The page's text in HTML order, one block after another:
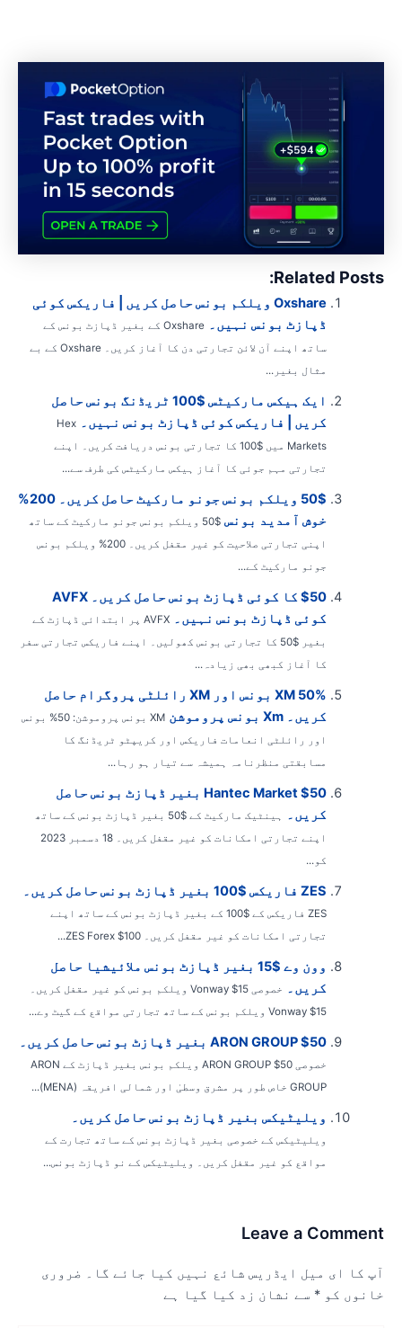
Related
Oxshare ویلکم بونس حاصل کریں | فاریکس کوئی
ڈپازٹ بونس نہیں۔
Oxshare کے بغیر ڈپازٹ بونس کے
ساتھ اپنے آن لائن تجارتی دن کا آغاز کریں۔ Oxshare کے بے
مثال بغیر...
ایک ہیکس مارکیٹس $100 ٹریڈنگ بونس حاصل
کریں | فاریکس کوئی ڈپازٹ بونس نہیں۔ Hex
Markets میں $100 کا تجارتی بونس دریافت کریں۔ اپنے
تجارتی مہم جوئی کا آغاز ہیکس مارکیٹس کی طرف سے...
50$ ویلکم بونس جونو مارکیٹ حاصل کریں۔ 200%
خوش آمدید بونس
$50 ویلکم بونس جونو مارکیٹ کے ساتھ
اپنی تجارتی صلاحیت کو غیر مقفل کریں۔ 200% ویلکم بونس
جونو مارکیٹ کے...
$50 کا کوئی ڈپازٹ بونس حاصل کریں۔ AVFX
کوئی ڈپازٹ بونس نہیں۔
AVFX پر ابتدائی ڈپازٹ کے
بغیر $50 کا تجارتی بونس کھولیں۔ اپنے فاریکس تجارتی سفر
کا آغاز کبھی بھی زیادہ...
XM 50% بونس اور XM رائلٹی پروگرام حاصل
کریں۔ Xm بونس پروموشن
XM بونس پروموشن: 50% بونس
اور رائلٹی انعامات فاریکس اور کریپٹو ٹریڈنگ کا
مسابقتی منظرنامہ ہمیشہ سے تیار ہو رہا...
Hantec Market $50 بغیر ڈپازٹ بونس حاصل
کریں۔
ہینٹیک مارکیٹ کے $50 بغیر ڈپازٹ بونس کے ساتھ
اپنے تجارتی امکانات کو غیر مقفل کریں۔ 18 دسمبر 2023
ZES فاریکس $100 بغیر ڈپازٹ بونس حاصل کریں۔
ZES فاریکس کے $100 کے بغیر ڈپازٹ بونس کے ساتھ اپنے
تجارتی امکانات کو غیر مقفل کریں۔ ZES Forex $100...
وون وے $15 بغیر ڈپازٹ بونس ملائیشیا حاصل
کریں۔
خصوصی Vonway $15 ویلکم بونس کو غیر مقفل کریں۔
Vonway $15 ویلکم بونس کے ساتھ تجارتی مواقع کے گیٹ وے...
ARON GROUP $50 بغیر ڈپازٹ بونس حاصل کریں۔
خصوصی ARON GROUP $50 ویلکم بونس بغیر ڈپازٹ کے ARON
GROUP خاص طور پر مشرق وسطیٰ اور شمالی افریقہ (MENA)...
ویلیٹیکس بغیر ڈپازٹ بونس حاصل کریں۔
ویلیٹیکس کے خصوصی بغیر ڈپازٹ بونس کے ساتھ تجارت کے
مواقع کو غیر مقفل کریں۔ ویلیٹیکس کے نو ڈپازٹ بونس...
Leave a
کا ای میل ایڈریس شائع نہیں کیا جائے گا۔ ضروری
کو *سے نشان زد کیا گیا ہے